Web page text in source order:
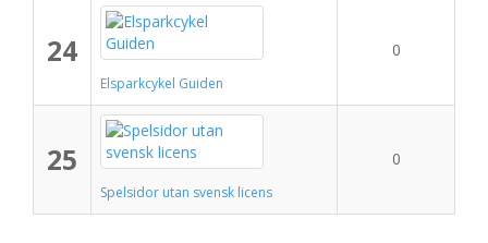
24
Elsparkcykel Guiden
0
25
Spelsidor utan svensk licens
0